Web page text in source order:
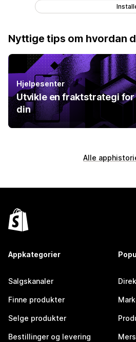
Nyttige tips om hvordan
Hjelpesenter
Utvikle en fraktstrategi
din
Alle
Appkategorier
Salgskanaler
Finne produkter
Selge produkter
Bestillinger og levering